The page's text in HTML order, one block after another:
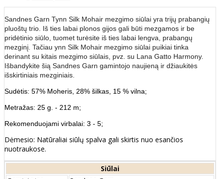
Sandnes Garn Tynn Silk Mohair mezgimo siūlai yra trijų prabangių
pluoštų trio. Iš ties labai plonos gijos gali būti mezgamos ir be
pridėtinio siūlo, tuomet turėsite iš ties labai lengva, prabangų
mezginį. Tačiau ynn Silk Mohair mezgimo siūlai puikiai tinka
derinant su kitais mezgimo siūlais, pvz. su Lana Gatto Harmony.
Išbandykite šią Sandnes Garn gamintojo naujieną ir džiaukitės
išskirtiniais mezginiais.
Sudėtis: 57% Moheris, 28% šilkas, 15 % vilna;
Metražas: 25 g. - 212 m;
Rekomenduojami virbalai: 3 - 5;
Dėmesio: Natūraliai siūlų spalva gali skirtis nuo esančios
nuotraukose.
Siūlai